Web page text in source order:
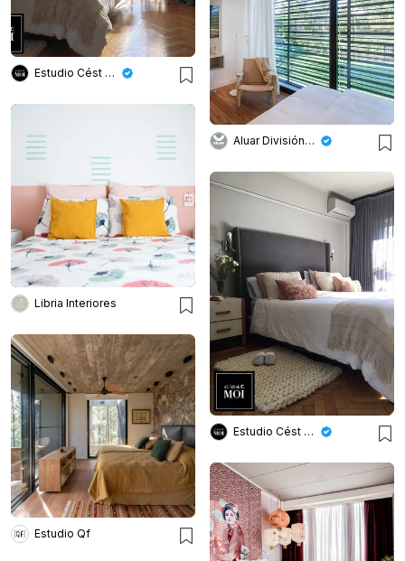
Estudio Cést Moi
Aluar División Elaborados
Libria Interiores
Estudio Cést Moi
Estudio Qf